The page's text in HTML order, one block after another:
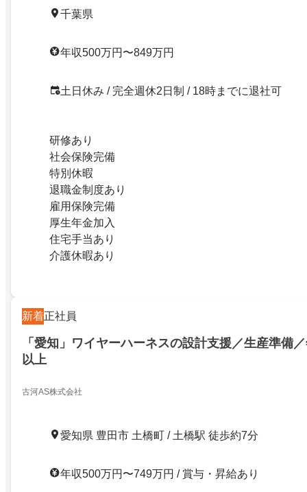
千葉県
年収500万円〜849万円
土日休み / 完全週休2日制 / 18時までに退社可
研修あり
社会保険完備
特別休暇
退職金制度あり
雇用保険完備
厚生年金加入
住宅手当あり
介護休暇あり
新着正社員
「愛知」ワイヤーハーネスの設計支援／生産準備
以上
古河AS株式会社
愛知県 豊田市 土橋町 / 土橋駅 徒歩約7分
年収500万円〜749万円 / 賞与・昇給あり